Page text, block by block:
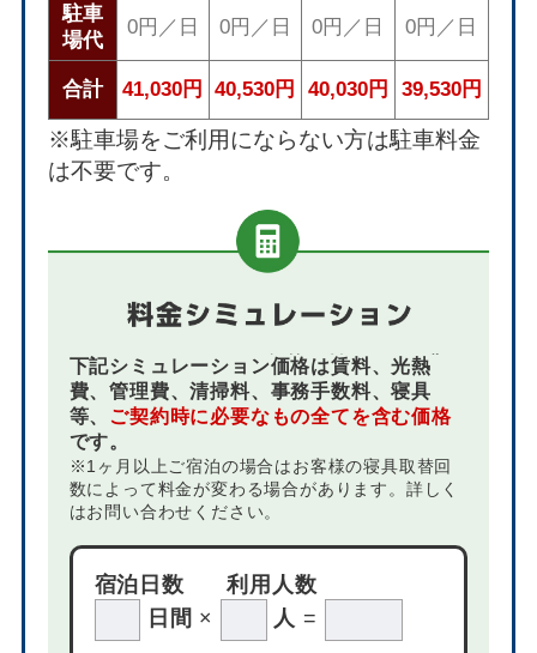
駐車
場代
0円／日 0円／日 0円／日 0円／日
合計 41,030円 40,530円 40,030円 39,530円
※駐車場をご利用にならない方は駐車料金
は不要です。
下記シミュレーション価格は賃料、光熱
費、管理費、清掃料、事務手数料、寝具
等、 ご契約時に必要なもの全てを含む価格
です。
※1ヶ月以上ご宿泊の場合はお客様の寝具取替回
数によって料金が変わる場合があります。詳しく
はお問い合わせください。
宿泊日数
利用人数
日間 × 人=